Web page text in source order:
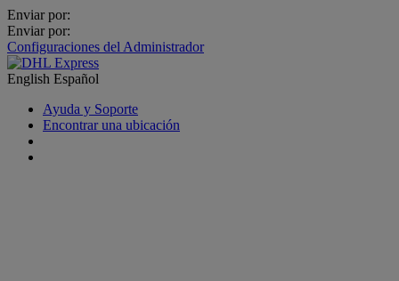
Enviar por:
Enviar por:
Configuraciones del Administrador
English Español
Ayuda y Soporte
Encontrar una ubicación